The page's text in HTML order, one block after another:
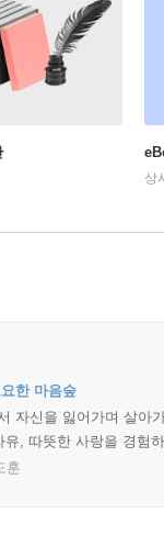
상
한 마음숲
자신을 잃어가며 살아
, 따뜻한 사랑을 경험
훈